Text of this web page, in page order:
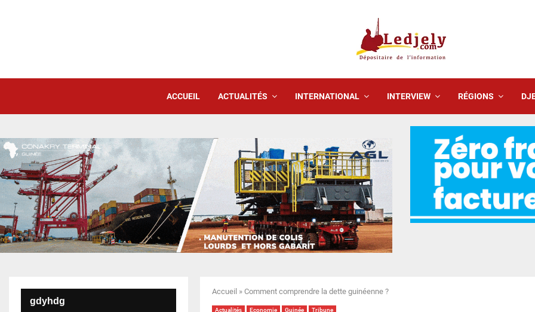
ACCUEIL ACTUALITÉS INTERNATIONAL INTERVIEW RÉGIONS
Accueil » Comment comprendre la dette guinéenne ?
Actualités Economie Guinée Tribune
gdyhdg